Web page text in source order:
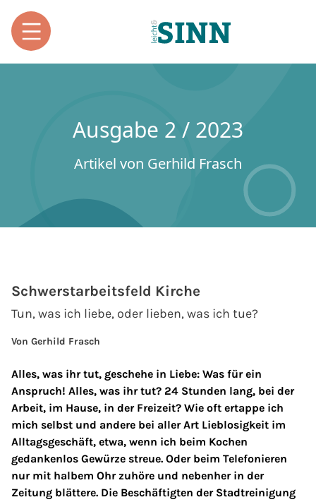
Ausgabe 2 / 2023
Artikel von Gerhild Frasch
Schwerstarbeitsfeld Kirche
Tun, was ich liebe, oder lieben, was ich tue?
Von Gerhild Frasch
Alles, was ihr tut, geschehe in Liebe: Was für ein
Anspruch! Alles, was ihr tut? 24 Stunden lang, bei der
Arbeit, im Hause, in der Freizeit? Wie oft ertappe ich
mich selbst und andere bei aller Art Lieblosigkeit im
Alltagsgeschäft, etwa, wenn ich beim Kochen
gedankenlos Gewürze streue. Oder beim Telefonieren
nur mit halbem Ohr zuhöre und nebenher in der
Zeitung blättere. Die Beschäftigten der Stadtreinigung